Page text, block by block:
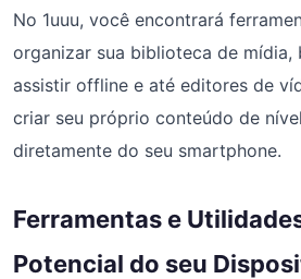
No 1uuu, você encontrará
organizar sua biblioteca de mídia,
assistir offline e até editores de
criar seu próprio conteúdo de
diretamente do seu smartphone.
Ferramentas e
Potencial do seu